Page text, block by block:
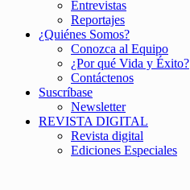
Entrevistas
Reportajes
¿Quiénes Somos?
Conozca al Equipo
¿Por qué Vida y Éxito?
Contáctenos
Suscríbase
Newsletter
REVISTA DIGITAL
Revista digital
Ediciones Especiales